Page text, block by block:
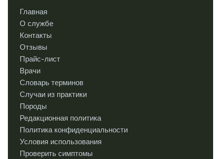
Главная
О службе
Контакты
Отзывы
Прайс-лист
Врачи
Словарь терминов
Случаи из практики
Породы
Редакционная политика
Политика конфиденциальности
Условия использования
Проверить симптомы